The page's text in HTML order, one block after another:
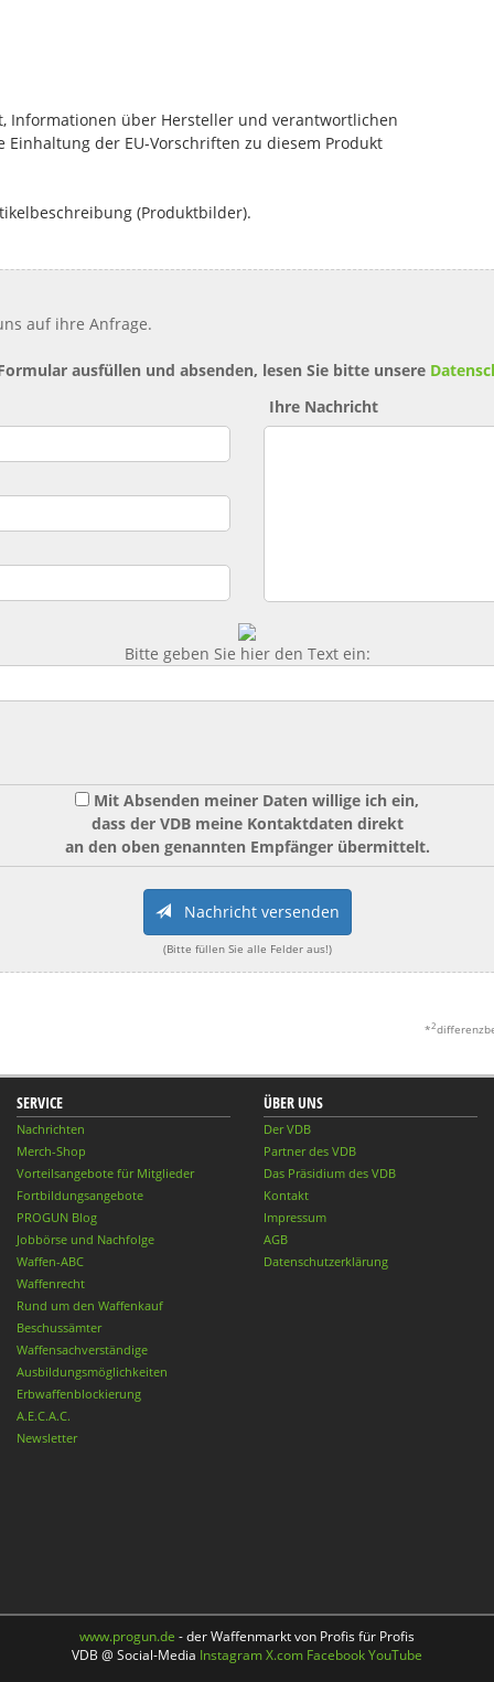
Informationen über Hersteller und verantwortlichen
der EU-Vorschriften zu diesem Produkt
(Produktbilder).
auf ihre Anfrage.
ausfüllen und absenden, lesen Sie bitte unsere
Ihre Nachricht
Bitte geben Sie hier den Text ein:
Mit Absenden meiner Daten willige ich ein,
dass der VDB meine Kontaktdaten direkt
an den oben genannten Empfänger übermittelt.
Nachricht versenden
(Bitte füllen Sie alle Felder aus!)
*2
SERVICE
Nachrichten
Merch-Shop
Vorteilsangebote für Mitglieder
Fortbildungsangebote
PROGUN Blog
Jobbörse und Nachfolge
Waffen-ABC
Waffenrecht
Rund um den Waffenkauf
Beschussämter
Waffensachverständige
Ausbildungsmöglichkeiten
Erbwaffenblockierung
A.E.C.A.C.
Newsletter
ÜBER UNS
Der VDB
Partner des VDB
Das Präsidium des VDB
Kontakt
Impressum
AGB
Datenschutzerklärung
www.progun.de - der Waffenmarkt von Profis für Profis
VDB @ Social-Media InstagramX.com FacebookYouTube